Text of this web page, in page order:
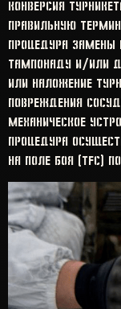
Конверсия
правильную
процедура замены
тампонаду и/или
или наложение
повреждения
механическое
процедура
на поле боя (TFC)